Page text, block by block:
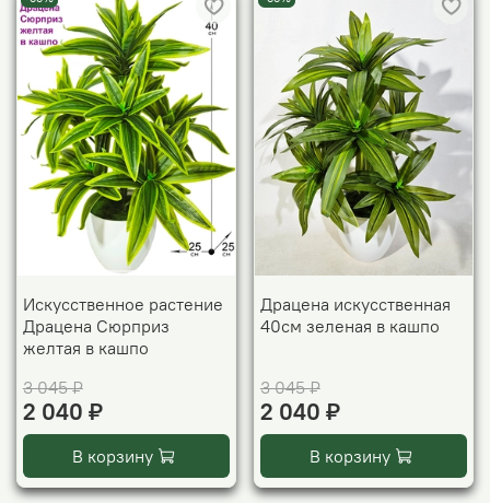
Искусственное растение
Драцена Сюрприз
желтая в кашпо
3 045 ₽
2 040 ₽
В корзину
Драцена искусственная
40см зеленая в кашпо
3 045 ₽
2 040 ₽
В корзину